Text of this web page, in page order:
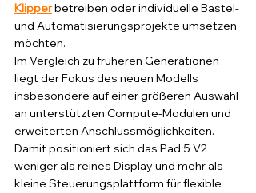
Klipper betreiben oder individuelle Bastel-
und Automatisierungsprojekte umsetzen
möchten.
Im Vergleich zu früheren Generationen
liegt der Fokus des neuen Modells
insbesondere auf einer größeren Auswahl
an unterstützten Compute-Modulen und
erweiterten Anschlussmöglichkeiten.
Damit positioniert sich das Pad 5 V2
weniger als reines Display und mehr als
kleine Steuerungsplattform für flexible